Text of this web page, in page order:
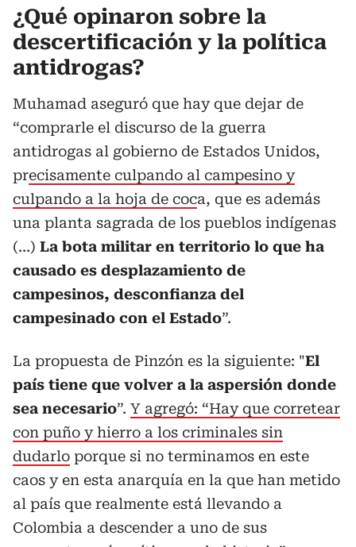
¿Qué opinaron sobre la
descertificación y la política
antidrogas?
Muhamad aseguró que hay que dejar de
“comprarle el discurso de la guerra
antidrogas al gobierno de Estados Unidos,
precisamente culpando al campesino y
culpando a la hoja de coca, que es además
una planta sagrada de los pueblos indígenas
(...) La bota militar en territorio lo que ha
causado es desplazamiento de
campesinos, desconfianza del
campesinado con el Estado”.
La propuesta de Pinzón es la siguiente: "El
país tiene que volver a la aspersión donde
sea necesario”. Y agregó: “Hay que corretear
con puño y hierro a los criminales sin
dudarlo porque si no terminamos en este
caos y en esta anarquía en la que han metido
al país que realmente está llevando a
Colombia a descender a uno de sus